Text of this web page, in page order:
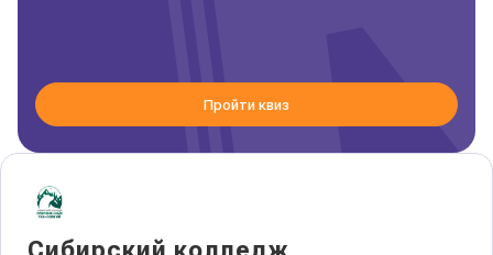
Пройти квиз